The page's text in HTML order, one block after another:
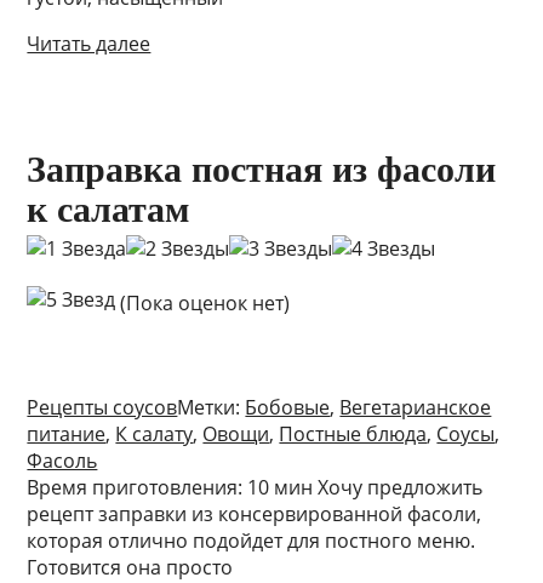
Читать далее
Заправка постная из фасоли
к салатам
(Пока оценок нет)
Рецепты соусовМетки: Бобовые, Вегетарианское
питание, К салату, Овощи, Постные блюда, Соусы,
Фасоль
Время приготовления: 10 мин Хочу предложить
рецепт заправки из консервированной фасоли,
которая отлично подойдет для постного меню.
Готовится она просто